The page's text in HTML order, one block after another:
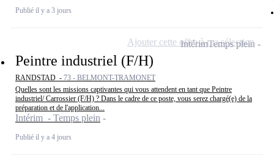
Publié il y a 3 jours
Peintre industriel (F/H)
RANDSTAD - 73 - BELMONT-TRAMONET
Quelles sont les missions captivantes qui vous attendent en tant que Peintre
industriel/ Carrossier (F/H) ? Dans le cadre de ce poste, vous serez chargé(e) de la
préparation et de l'application...
Intérim - Temps plein
Publié il y a 4 jours
IntérimTemps plein
Ajouter cette offre à ma sélection